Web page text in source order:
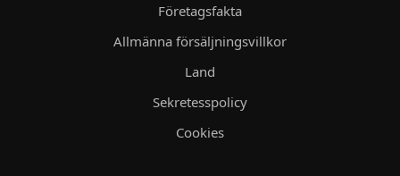
Företagsfakta
Allmänna försäljningsvillkor
Land
Sekretesspolicy
Cookies